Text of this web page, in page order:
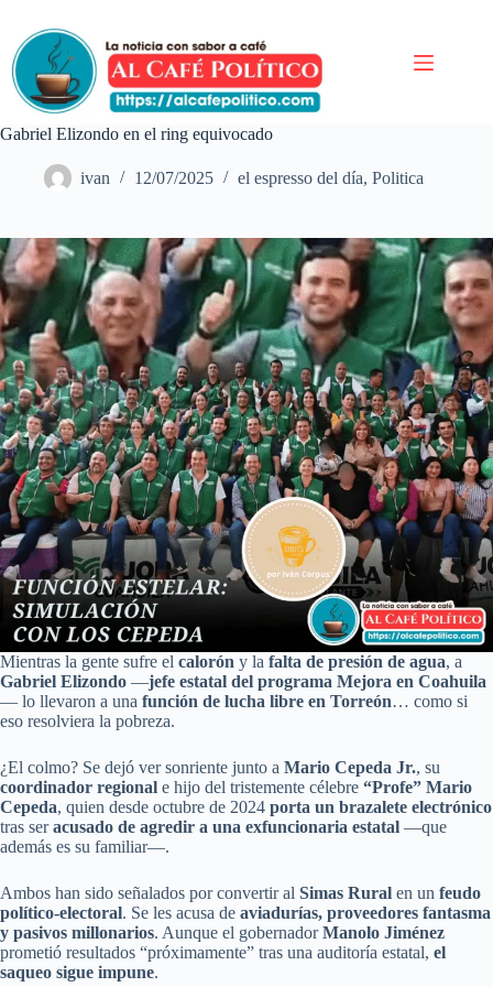
contenido
Gabriel Elizondo en el ring equivocado
ivan 12/07/2025 el espresso del día, Politica
Mientras la gente sufre el calorón y la falta de presión de agua, a
Gabriel Elizondo —jefe estatal del programa Mejora en Coahuila
— lo llevaron a una función de lucha libre en Torreón… como si
eso resolviera la pobreza.
¿El colmo? Se dejó ver sonriente junto a Mario Cepeda Jr., su
coordinador regional e hijo del tristemente célebre “Profe” Mario
Cepeda, quien desde octubre de 2024 porta un brazalete electrónico
tras seracusado de agredir a una exfuncionaria estatal —que
además es su familiar—.
Ambos han sido señalados por convertir al Simas Rural en un feudo
político-electoral. Se les acusa de aviadurías, proveedores fantasma
y pasivos millonarios. Aunque el gobernadorManolo Jiménez
prometió resultados “próximamente” tras una auditoría estatal, el
saqueo sigue impune.